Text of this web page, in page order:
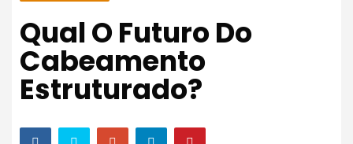
Qual O Futuro Do
Cabeamento
Estruturado?